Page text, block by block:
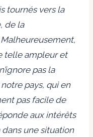
tournés vers la
de la
telle ampleur et
pas la
pays, qui en
pas facile de
aux intérêts
dans une situation